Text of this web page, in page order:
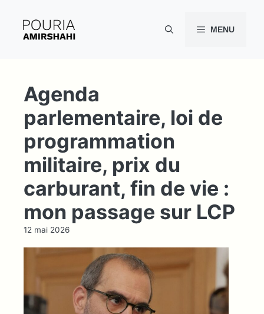
contenu
MENU
Agenda
parlementaire, loi de
programmation
militaire, prix du
carburant, fin de vie :
mon passage sur LCP
12 mai 2026